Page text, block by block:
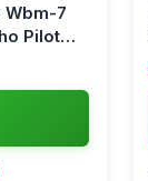
Wbm-7
Pilot